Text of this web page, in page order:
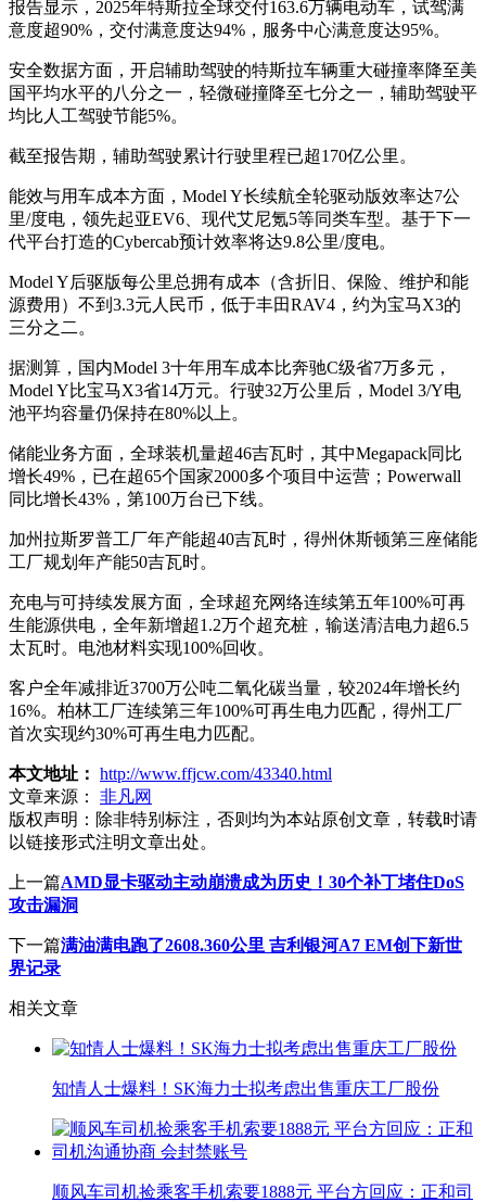
报告显示，2025年特斯拉全球交付163.6万辆电动车，试驾满
意度超90%，交付满意度达94%，服务中心满意度达95%。
安全数据方面，开启辅助驾驶的特斯拉车辆重大碰撞率降至美
国平均水平的八分之一，轻微碰撞降至七分之一，辅助驾驶平
均比人工驾驶节能5%。
截至报告期，辅助驾驶累计行驶里程已超170亿公里。
能效与用车成本方面，Model Y长续航全轮驱动版效率达7公
里/度电，领先起亚EV6、现代艾尼氪5等同类车型。基于下一
代平台打造的Cybercab预计效率将达9.8公里/度电。
Model Y后驱版每公里总拥有成本（含折旧、保险、维护和能
源费用）不到3.3元人民币，低于丰田RAV4，约为宝马X3的
三分之二。
据测算，国内Model 3十年用车成本比奔驰C级省7万多元，
Model Y比宝马X3省14万元。行驶32万公里后，Model 3/Y电
池平均容量仍保持在80%以上。
储能业务方面，全球装机量超46吉瓦时，其中Megapack同比
增长49%，已在超65个国家2000多个项目中运营；Powerwall
同比增长43%，第100万台已下线。
加州拉斯罗普工厂年产能超40吉瓦时，得州休斯顿第三座储能
工厂规划年产能50吉瓦时。
充电与可持续发展方面，全球超充网络连续第五年100%可再
生能源供电，全年新增超1.2万个超充桩，输送清洁电力超6.5
太瓦时。电池材料实现100%回收。
客户全年减排近3700万公吨二氧化碳当量，较2024年增长约
16%。柏林工厂连续第三年100%可再生电力匹配，得州工厂
首次实现约30%可再生电力匹配。
本文地址： http://www.ffjcw.com/43340.html
文章来源：
非凡网
版权声明： 除非特别标注，否则均为本站原创文章，转载时请
以链接形式注明文章出处。
上一篇AMD显卡驱动主动崩溃成为历史！30个补丁堵住DoS
攻击漏洞
下一篇满油满电跑了2608.360公里 吉利银河A7 EM创下新世
界记录
相关文章
知情人士爆料！SK海力士拟考虑出售重庆工厂股份
顺风车司机捡乘客手机索要1888元 平台方回应：正和司